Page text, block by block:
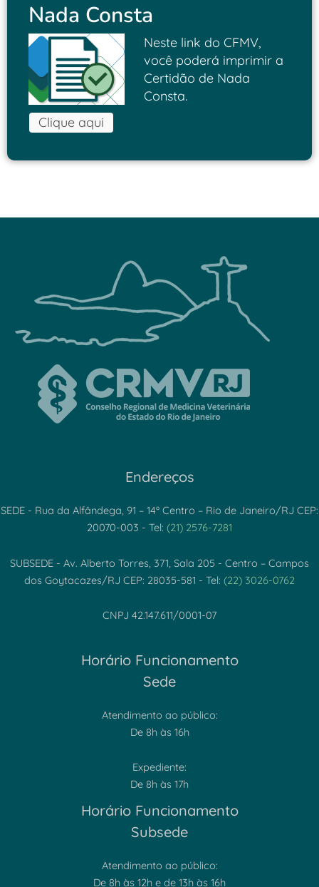
Nada Consta
Neste link do CFMV,
você poderá imprimir a
Certidão de Nada
Consta.
Clique aqui
Endereços
SEDE - Rua da Alfândega, 91 – 14º Centro – Rio de Janeiro/RJ CEP:
20070-003 - Tel: (21) 2576-7281
SUBSEDE - Av. Alberto Torres, 371, Sala 205 - Centro – Campos
dos Goytacazes/RJ CEP: 28035-581 - Tel: (22) 3026-0762
CNPJ 42.147.611/0001-07
Horário Funcionamento
Sede
Atendimento ao público:
De 8h às 16h
Expediente:
De 8h às 17h
Horário Funcionamento
Subsede
Atendimento ao público:
De 8h às 12h e de 13h às 16h